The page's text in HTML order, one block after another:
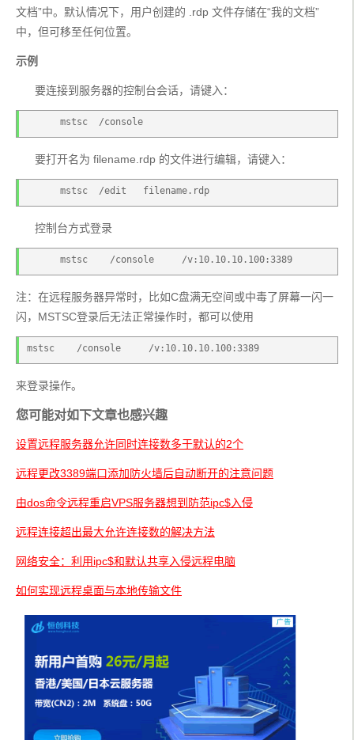
文档”中。默认情况下，用户创建的 .rdp 文件存储在“我的文档”
中，但可移至任何位置。
示例
要连接到服务器的控制台会话，请键入：
mstsc  /console
要打开名为 filename.rdp 的文件进行编辑，请键入：
mstsc  /edit   filename.rdp
控制台方式登录
mstsc    /console     /v:10.10.10.100:3389
注：在远程服务器异常时，比如C盘满无空间或中毒了屏幕一闪一
闪，MSTSC登录后无法正常操作时，都可以使用
mstsc    /console     /v:10.10.10.100:3389
来登录操作。
您可能对如下文章也感兴趣
设置远程服务器允许同时连接数多于默认的2个
远程更改3389端口添加防火墙后自动断开的注意问题
由dos命令远程重启VPS服务器想到防范ipc$入侵
远程连接超出最大允许连接数的解决方法
网络安全：利用ipc$和默认共享入侵远程电脑
如何实现远程桌面与本地传输文件